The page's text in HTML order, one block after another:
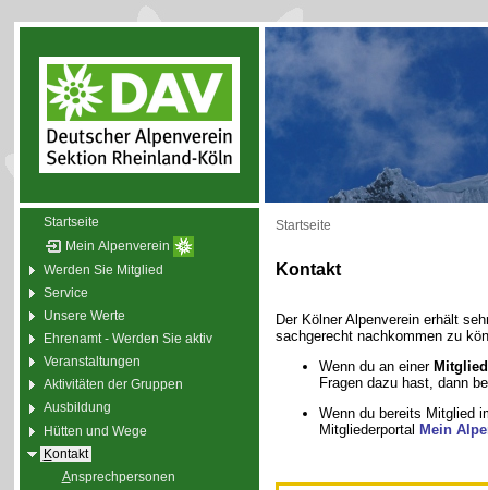
Startseite
Mein Alpenverein
Werden Sie Mitglied
Service
Unsere Werte
Ehrenamt - Werden Sie aktiv
Veranstaltungen
Aktivitäten der Gruppen
Ausbildung
Hütten und Wege
Kontakt
Ansprechpersonen
Startseite
Kontakt
Der Kölner Alpenverein erhält
sachgerecht nachkommen zu
Wenn du an einer
Fragen dazu hast, dann
Wenn du bereits Mitglied
Mitgliederportal Mein